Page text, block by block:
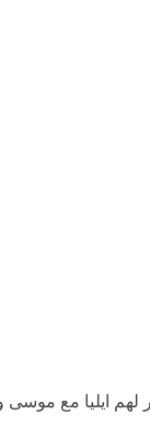
ايليا مع موسى و